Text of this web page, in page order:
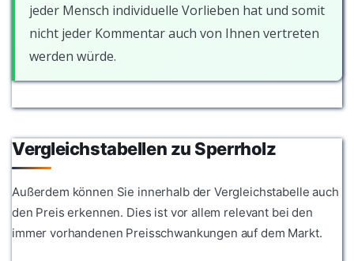
jeder Mensch individuelle Vorlieben hat und somit
nicht jeder Kommentar auch von Ihnen vertreten
werden würde.
Vergleichstabellen zu Sperrholz
Außerdem können Sie innerhalb der Vergleichstabelle auch
den Preis erkennen. Dies ist vor allem relevant bei den
immer vorhandenen Preisschwankungen auf dem Markt.